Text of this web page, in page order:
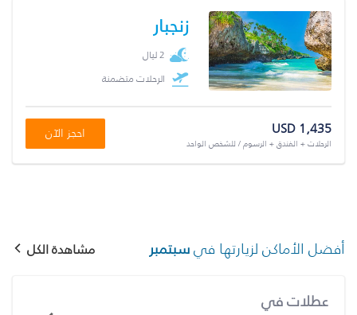
زنجبار
2 ليال
الرحلات متضمنة
USD 1,435
الرحلات + الفندق + الرسوم / للشخص الواحد
احجز الآن
أفضل الأماكن لزيارتها فيسبتمبر مشاهدة الكل
عطلات في